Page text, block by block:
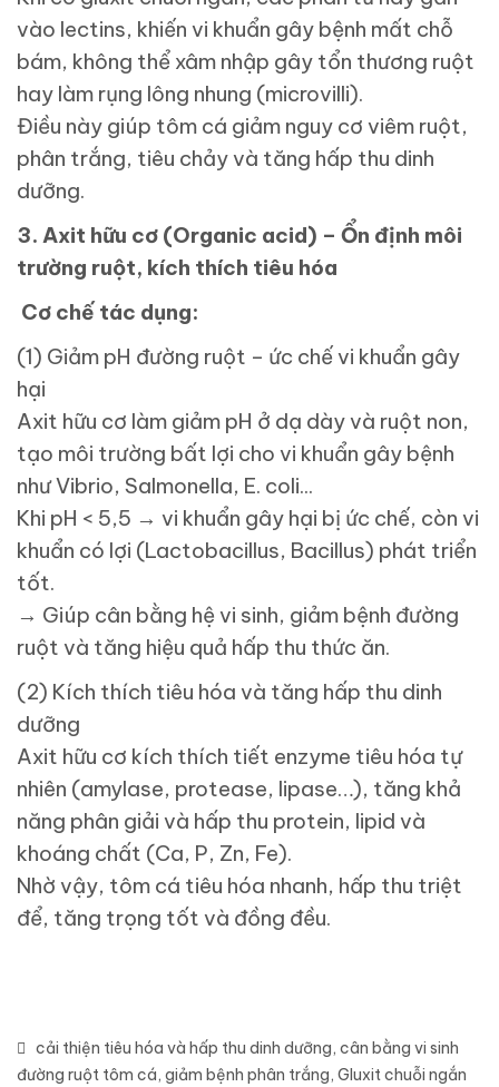
vào lectins, khiến vi khuẩn gây bệnh mất chỗ
bám, không thể xâm nhập gây tổn thương ruột
hay làm rụng lông nhung (microvilli).
Điều này giúp tôm cá giảm nguy cơ viêm ruột,
phân trắng, tiêu chảy và tăng hấp thu dinh
dưỡng.
3. Axit hữu cơ (Organic acid) – Ổn định môi
trường ruột, kích thích tiêu hóa
Cơ chế tác dụng:
(1) Giảm pH đường ruột – ức chế vi khuẩn gây
hại
Axit hữu cơ làm giảm pH ở dạ dày và ruột non,
tạo môi trường bất lợi cho vi khuẩn gây bệnh
như Vibrio, Salmonella, E. coli...
Khi pH < 5,5 → vi khuẩn gây hại bị ức chế, còn vi
khuẩn có lợi (Lactobacillus, Bacillus) phát triển
tốt.
→ Giúp cân bằng hệ vi sinh, giảm bệnh đường
ruột và tăng hiệu quả hấp thu thức ăn.
(2) Kích thích tiêu hóa và tăng hấp thu dinh
dưỡng
Axit hữu cơ kích thích tiết enzyme tiêu hóa tự
nhiên (amylase, protease, lipase…), tăng khả
năng phân giải và hấp thu protein, lipid và
khoáng chất (Ca, P, Zn, Fe).
Nhờ vậy, tôm cá tiêu hóa nhanh, hấp thu triệt
để, tăng trọng tốt và đồng đều.
cải thiện tiêu hóa và hấp thu dinh dưỡng, cân bằng vi sinh
đường ruột tôm cá, giảm bệnh phân trắng, Gluxit chuỗi ngắn